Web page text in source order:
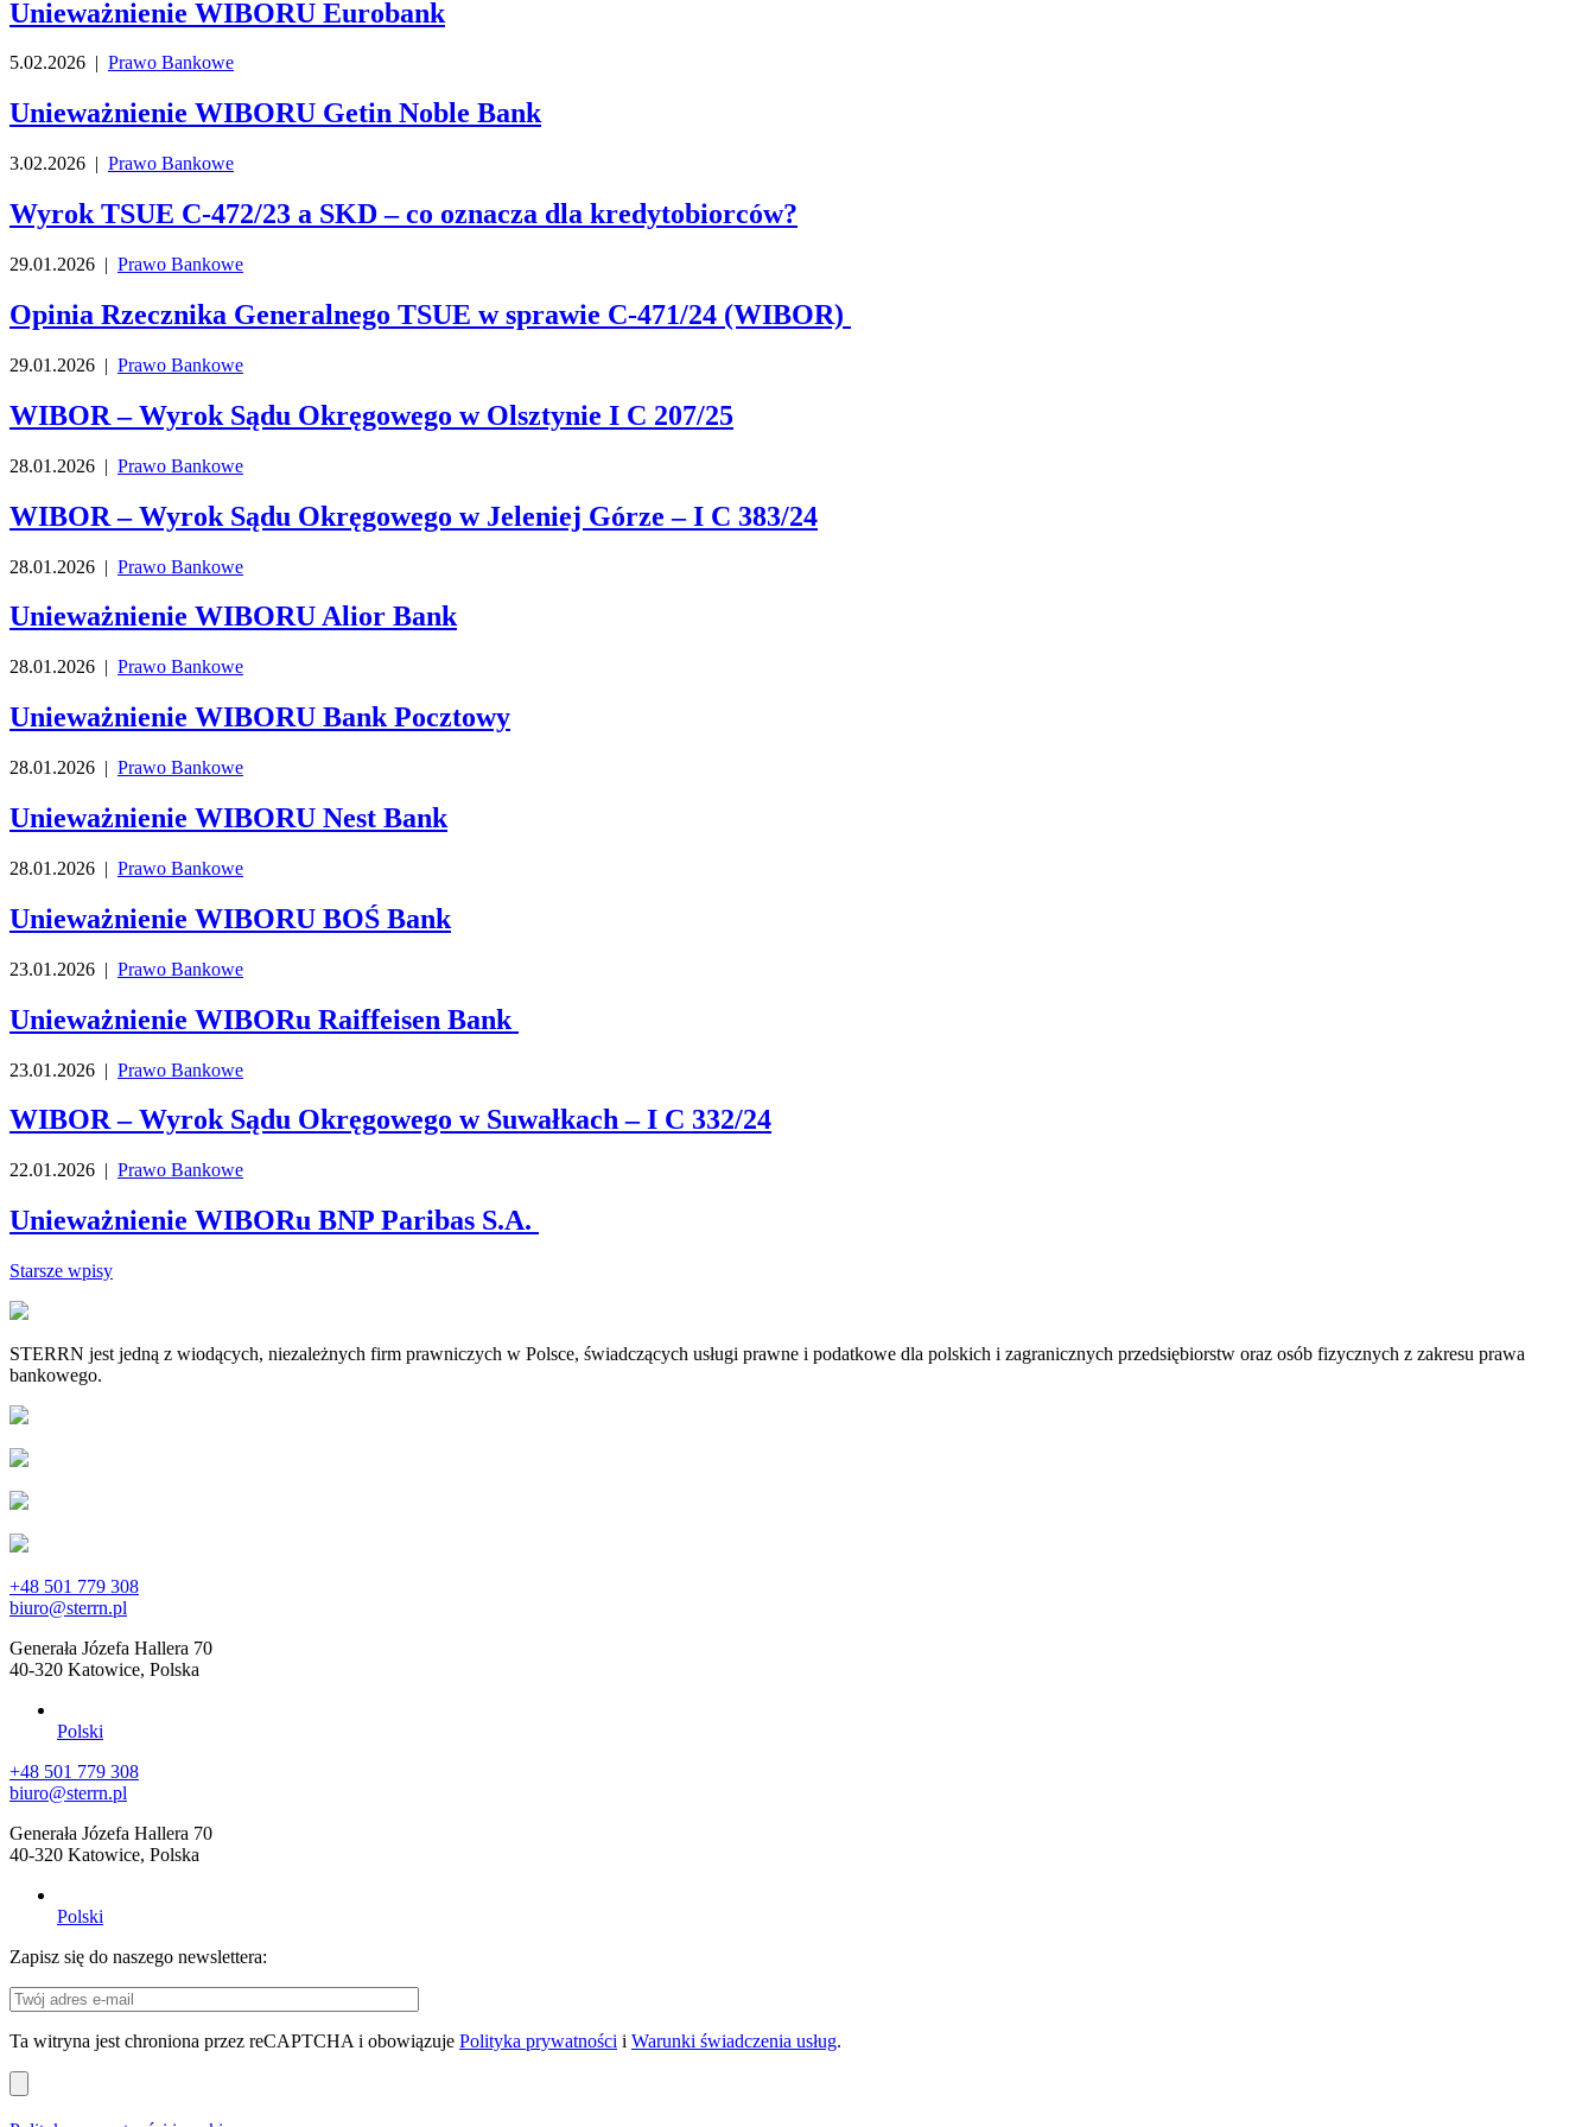
Unieważnienie WIBORU Eurobank
5.02.2026 | Prawo Bankowe
Unieważnienie WIBORU Getin Noble Bank
3.02.2026 | Prawo Bankowe
Wyrok TSUE C-472/23 a SKD – co oznacza dla kredytobiorców?
29.01.2026 | Prawo Bankowe
Opinia Rzecznika Generalnego TSUE w sprawie C-471/24 (WIBOR)
29.01.2026 | Prawo Bankowe
WIBOR – Wyrok Sądu Okręgowego w Olsztynie I C 207/25
28.01.2026 | Prawo Bankowe
WIBOR – Wyrok Sądu Okręgowego w Jeleniej Górze – I C 383/24
28.01.2026 | Prawo Bankowe
Unieważnienie WIBORU Alior Bank
28.01.2026 | Prawo Bankowe
Unieważnienie WIBORU Bank Pocztowy
28.01.2026 | Prawo Bankowe
Unieważnienie WIBORU Nest Bank
28.01.2026 | Prawo Bankowe
Unieważnienie WIBORU BOŚ Bank
23.01.2026 | Prawo Bankowe
Unieważnienie WIBORu Raiffeisen Bank
23.01.2026 | Prawo Bankowe
WIBOR – Wyrok Sądu Okręgowego w Suwałkach – I C 332/24
22.01.2026 | Prawo Bankowe
Unieważnienie WIBORu BNP Paribas S.A.
Starsze wpisy
STERRN jest jedną z wiodących, niezależnych firm prawniczych w Polsce, świadczących usługi prawne i podatkowe dla polskich i zagranicznych przedsiębiorstw oraz osób fizycznych z zakresu prawa
bankowego.
+48 501 779 308
biuro@sterrn.pl
Generała Józefa Hallera 70
40-320 Katowice, Polska
Polski
+48 501 779 308
biuro@sterrn.pl
Generała Józefa Hallera 70
40-320 Katowice, Polska
Polski
Zapisz się do naszego newslettera:
Ta witryna jest chroniona przez reCAPTCHA i obowiązuje Polityka prywatności i Warunki świadczenia usług.